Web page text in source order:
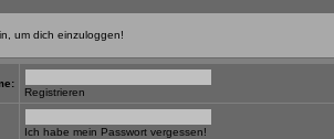
um dich einzuloggen!
Registrieren
Ich habe mein Passwort vergessen!